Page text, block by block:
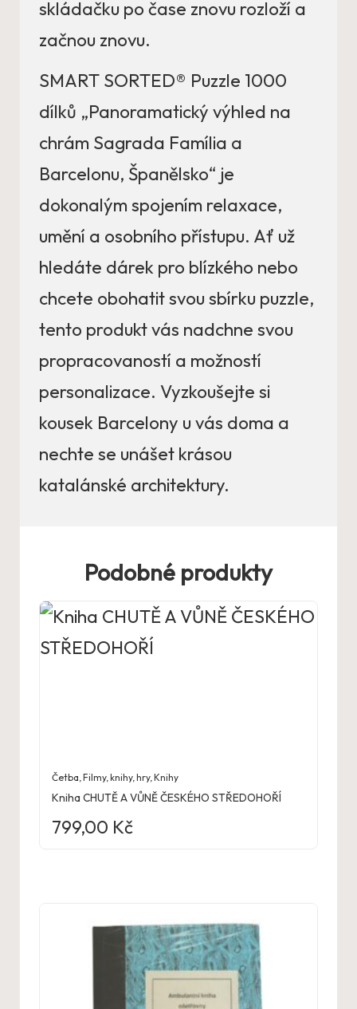
skládačku po čase znovu rozloží a
začnou znovu.
SMART SORTED® Puzzle 1000
dílků „Panoramatický výhled na
chrám Sagrada Família a
Barcelonu, Španělsko“ je
dokonalým spojením relaxace,
umění a osobního přístupu. Ať už
hledáte dárek pro blízkého nebo
chcete obohatit svou sbírku puzzle,
tento produkt vás nadchne svou
propracovaností a možností
personalizace. Vyzkoušejte si
kousek Barcelony u vás doma a
nechte se unášet krásou
katalánské architektury.
Podobné produkty
Četba ,Filmy, knihy, hry,Knihy
Kniha CHUTĚ A VŮNĚ ČESKÉHO STŘEDOHOŘÍ
799,00 Kč